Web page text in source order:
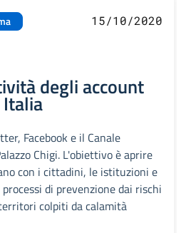
15/10/2020
degli account
Italia
Facebook e il Canale
Chigi. L'obiettivo è aprire
con i cittadini, le istituzioni e
di prevenzione dai rischi
colpiti da calamità